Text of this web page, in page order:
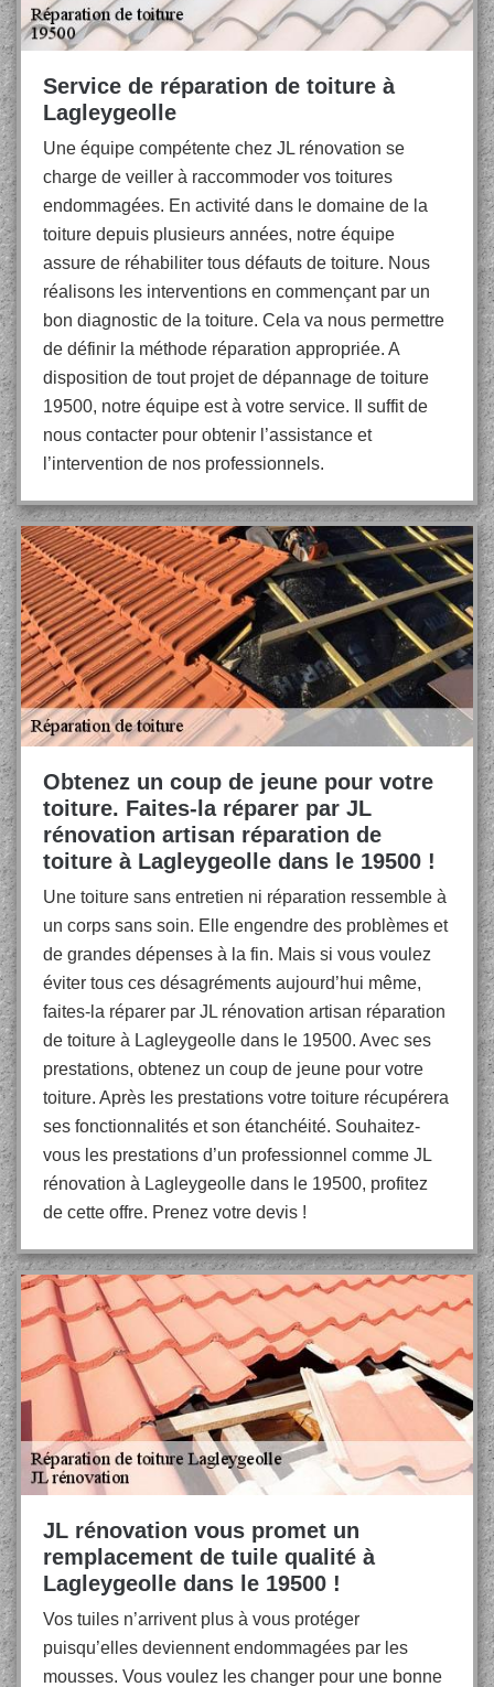
Service de réparation de toiture à
Lagleygeolle
Une équipe compétente chez JL rénovation se
charge de veiller à raccommoder vos toitures
endommagées. En activité dans le domaine de la
toiture depuis plusieurs années, notre équipe
assure de réhabiliter tous défauts de toiture. Nous
réalisons les interventions en commençant par un
bon diagnostic de la toiture. Cela va nous permettre
de définir la méthode réparation appropriée. A
disposition de tout projet de dépannage de toiture
19500, notre équipe est à votre service. Il suffit de
nous contacter pour obtenir l’assistance et
l’intervention de nos professionnels.
Obtenez un coup de jeune pour votre
toiture. Faites-la réparer par JL
rénovation artisan réparation de
toiture à Lagleygeolle dans le 19500 !
Une toiture sans entretien ni réparation ressemble à
un corps sans soin. Elle engendre des problèmes et
de grandes dépenses à la fin. Mais si vous voulez
éviter tous ces désagréments aujourd’hui même,
faites-la réparer par JL rénovation artisan réparation
de toiture à Lagleygeolle dans le 19500. Avec ses
prestations, obtenez un coup de jeune pour votre
toiture. Après les prestations votre toiture récupérera
ses fonctionnalités et son étanchéité. Souhaitez-
vous les prestations d’un professionnel comme JL
rénovation à Lagleygeolle dans le 19500, profitez
de cette offre. Prenez votre devis !
JL rénovation vous promet un
remplacement de tuile qualité à
Lagleygeolle dans le 19500 !
Vos tuiles n’arrivent plus à vous protéger
puisqu’elles deviennent endommagées par les
mousses. Vous voulez les changer pour une bonne